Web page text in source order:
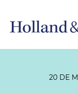
20 DE